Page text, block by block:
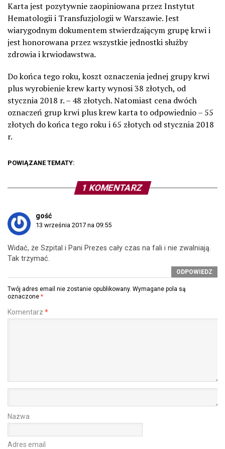
Karta jest pozytywnie zaopiniowana przez Instytut
Hematologii i Transfuzjologii w Warszawie. Jest
wiarygodnym dokumentem stwierdzającym grupę krwi i
jest honorowana przez wszystkie jednostki służby
zdrowia i krwiodawstwa.
Do końca tego roku, koszt oznaczenia jednej grupy krwi
plus wyrobienie krew karty wynosi 38 złotych, od
stycznia 2018 r. – 48 złotych. Natomiast cena dwóch
oznaczeń grup krwi plus krew karta to odpowiednio – 55
złotych do końca tego roku i 65 złotych od stycznia 2018
r.
POWIĄZANE TEMATY:
1 KOMENTARZ
gość
13 września 2017 na 09:55
Widać, że Szpital i Pani Prezes cały czas na fali i nie zwalniają.
Tak trzymać.
ODPOWIEDZ
Twój adres email nie zostanie opublikowany. Wymagane pola są
oznaczone *
Komentarz *
Nazwa
Adres email